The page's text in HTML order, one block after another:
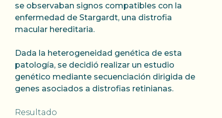
se observaban signos compatibles con la
enfermedad de Stargardt, una distrofia
macular hereditaria.
Dada la heterogeneidad genética de esta
patología, se decidió realizar un estudio
genético mediante secuenciación dirigida de
genes asociados a distrofias retinianas.
Resultado